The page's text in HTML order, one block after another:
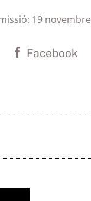
19 novembre
Facebook